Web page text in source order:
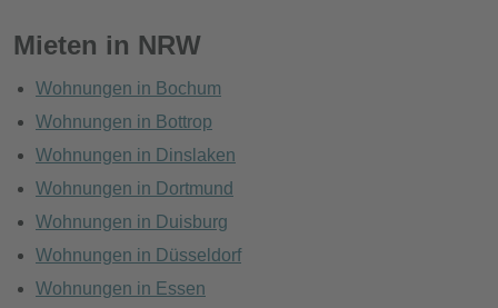
Mieten in NRW
Wohnungen in Bochum
Wohnungen in Bottrop
Wohnungen in Dinslaken
Wohnungen in Dortmund
Wohnungen in Duisburg
Wohnungen in Düsseldorf
Wohnungen in Essen